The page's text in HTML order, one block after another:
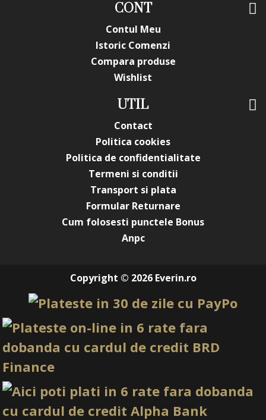
CONT
Contul Meu
Istoric Comenzi
Compara produse
Wishlist
UTIL
Contact
Politica cookies
Politica de confidentialitate
Termeni si conditii
Transport si plata
Formular Returnare
Cum folosesti punctele Bonus
Anpc
Copyright © 2026 Everin.ro